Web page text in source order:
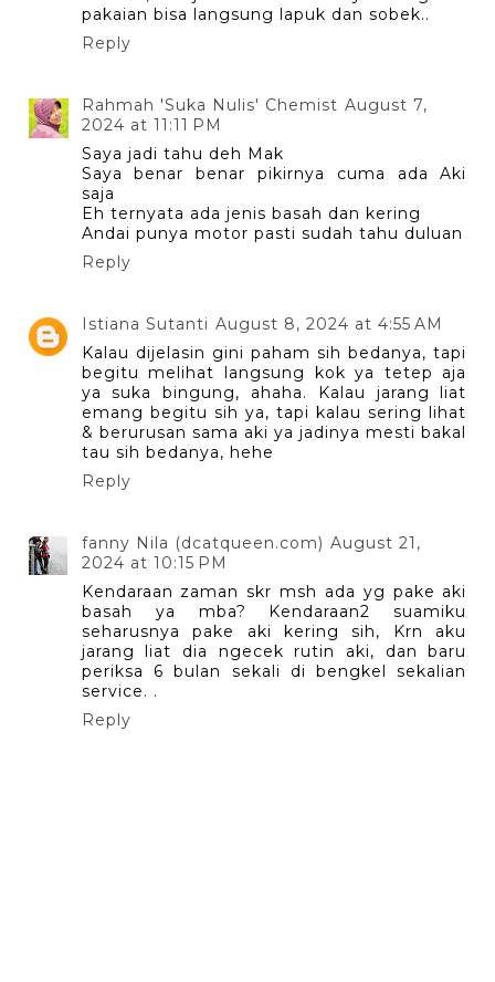
pakaian bisa langsung lapuk dan sobek..
Reply
Rahmah 'Suka Nulis' Chemist August 7,
2024 at 11:11 PM
Saya jadi tahu deh Mak
Saya benar benar pikirnya cuma ada Aki
saja
Eh ternyata ada jenis basah dan kering
Andai punya motor pasti sudah tahu duluan
Reply
Istiana Sutanti August 8, 2024 at 4:55 AM
Kalau dijelasin gini paham sih bedanya, tapi
begitu melihat langsung kok ya tetep aja
ya suka bingung, ahaha. Kalau jarang liat
emang begitu sih ya, tapi kalau sering lihat
& berurusan sama aki ya jadinya mesti bakal
tau sih bedanya, hehe
Reply
fanny Nila (dcatqueen.com) August 21,
2024 at 10:15 PM
Kendaraan zaman skr msh ada yg pake aki
basah ya mba? Kendaraan2 suamiku
seharusnya pake aki kering sih, Krn aku
jarang liat dia ngecek rutin aki, dan baru
periksa 6 bulan sekali di bengkel sekalian
service. .
Reply